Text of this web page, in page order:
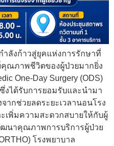
ลังก้าวสู่ยุคแห่งการรักษาที่
คุณภาพชีวิตของผู้ป่วยมากยิ่ง
One-Day Surgery (ODS)
งได้รับการยอมรับและนำมา
ากช่วยลดระยะเวลานอนโรง
เพิ่มความสะดวกสบายให้กับผู้
นาคุณภาพการบริการผู้ป่วย
โรงพยาบาล